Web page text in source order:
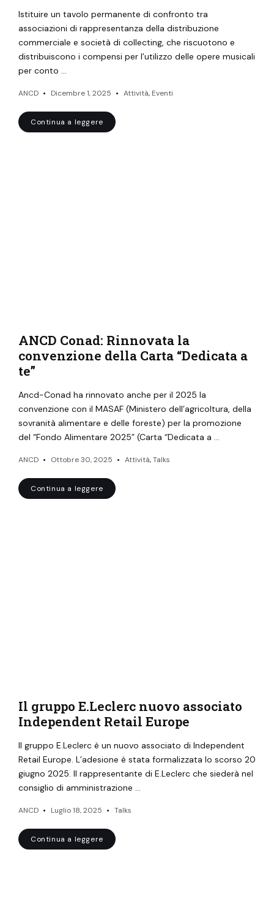
Istituire un tavolo permanente di confronto tra
associazioni di rappresentanza della distribuzione
commerciale e società di collecting, che riscuotono e
distribuiscono i compensi per l’utilizzo delle opere musicali
per conto …
ANCD Dicembre 1, 2025 Attività, Eventi
Continua a leggere
ANCD Conad: Rinnovata la
convenzione della Carta “Dedicata a
te”
Ancd-Conad ha rinnovato anche per il 2025 la
convenzione con il MASAF (Ministero dell’agricoltura, della
sovranità alimentare e delle foreste) per la promozione
del “Fondo Alimentare 2025” (Carta “Dedicata a …
ANCD Ottobre 30, 2025 Attività,Talks
Continua a leggere
Il gruppo E.Leclerc nuovo associato
Independent Retail Europe
Il gruppo E.Leclerc è un nuovo associato di Independent
Retail Europe. L’adesione è stata formalizzata lo scorso 20
giugno 2025. Il rappresentante di E.Leclerc che siederà nel
consiglio di amministrazione …
ANCD Luglio 18, 2025 Talks
Continua a leggere